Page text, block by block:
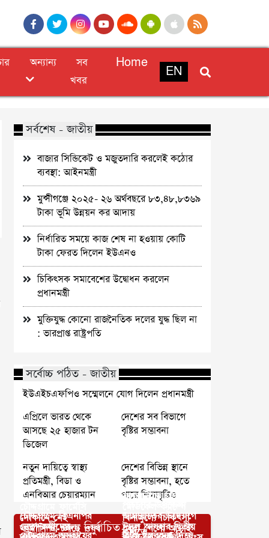
অন্যান্য
সব
খবর
Home
EN
সর্বশেষ - জাতীয়
বাজার সিন্ডিকেট ও মজুতদারি করলেই কঠোর
ব্যবস্থা: আইনমন্ত্রী
মুন্সীগঞ্জে ২০২৫- ২৬ অর্থবছরে ৮৩,৪৮,৮৩৬৯
টাকা ভূমি উন্নয়ন কর আদায়
নির্ধারিত সময়ে কাজ শেষ না হওয়ায় কোটি
টাকা ফেরত দিলেন ইউএনও
চিকিৎসক সমাবেশের উদ্বোধন করলেন
প্রধানমন্ত্রী
মুক্তিযুদ্ধ কোনো রাজনৈতিক দলের যুদ্ধ ছিল না
: ভারপ্রাপ্ত রাষ্ট্রপতি
সর্বোচ্চ পঠিত - জাতীয়
ইউএইচএফপিও সম্মেলনে যোগ দিলেন প্রধানমন্ত্রী
এপ্রিলে ভারত থেকে
আসছে ২৫ হাজার টন
ডিজেল
দেশের সব বিভাগে
বৃষ্টির সম্ভাবনা
নতুন দায়িত্বে স্বাস্থ্য
প্রতিমন্ত্রী, বিডা ও
এনবিআর চেয়ারম্যান
দেশের বিভিন্ন স্থানে
বৃষ্টির সম্ভাবনা, হতে
পারে শিলাবৃষ্টিও
আপনার জন্য নির্বাচিত
দোকানে নেই
ফার্মাসিস্ট, চলছে ওষুধ
ফুলবাড়ীতে ফ্রি
বিনামুল্যে চিকিৎসা
সেবা পেলো আড়াই
চৌদ্দগ্রামে বিএনপির
নেতা-কর্মীদের
পাঁচবিবি উপজেলা
জামায়াতের উদ্যোগে
ঈদুল আযহার দ্বিতীয়
কুবিতে